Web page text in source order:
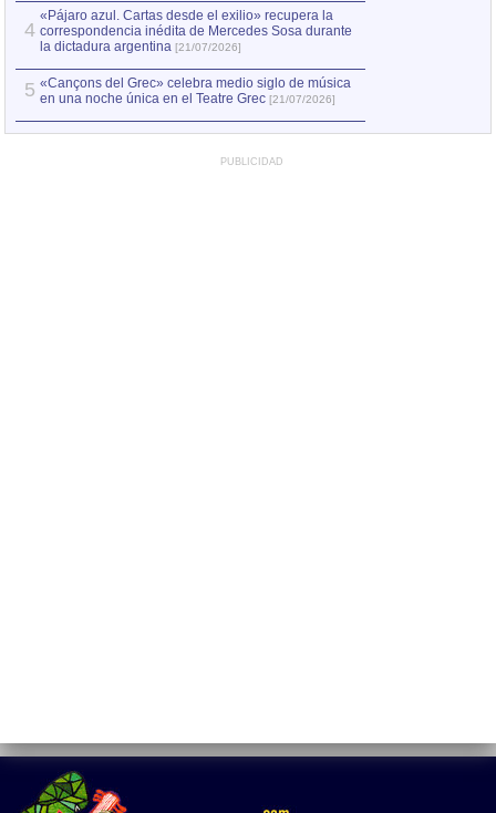
4
«Pájaro azul. Cartas desde el exilio» recupera la
correspondencia inédita de Mercedes Sosa durante
la dictadura argentina [21/07/2026]
5 «Cançons del Grec» celebra medio siglo de música
en una noche única en el Teatre Grec [21/07/2026]
PUBLICIDAD